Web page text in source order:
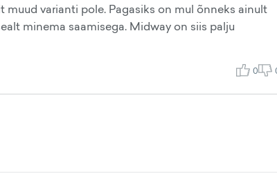
varianti pole. Pagasiks on mul õnneks ainult
minema saamisega. Midway on siis palju
0